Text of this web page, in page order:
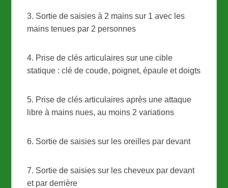
3. Sortie de saisies à 2 mains sur 1 avec les
mains tenues par 2 personnes
4. Prise de clés articulaires sur une cible
statique : clé de coude, poignet, épaule et doigts
5. Prise de clés articulaires après une attaque
libre à mains nues, au moins 2 variations
6. Sortie de saisies sur les oreilles par devant
7. Sortie de saisies sur les cheveux par devant
et par derrière